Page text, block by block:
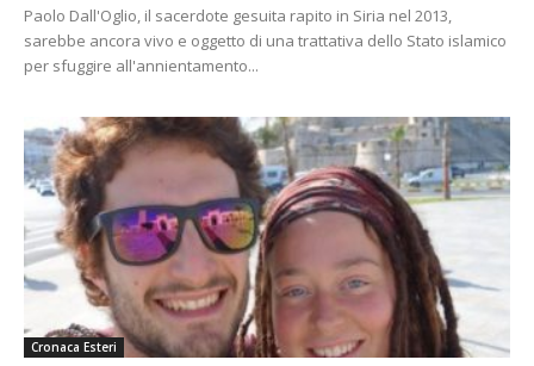
Paolo Dall'Oglio, il sacerdote gesuita rapito in Siria nel 2013,
sarebbe ancora vivo e oggetto di una trattativa dello Stato islamico
per sfuggire all'annientamento...
Cronaca Esteri